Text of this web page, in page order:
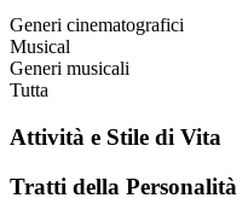
Generi cinematografici
Musical
Generi musicali
Tutta
Attività e Stile di Vita
Tratti della Personalità